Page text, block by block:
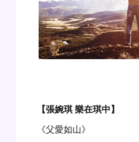
【張婉琪 樂在琪中 】
《父愛如山》